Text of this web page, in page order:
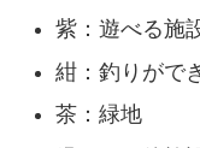
紫：遊べる施
紺：釣りがで
茶：緑地